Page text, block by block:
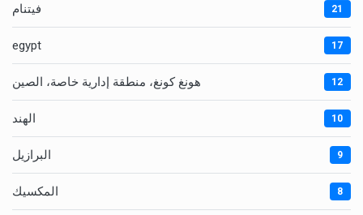
فيتنام 21
egypt 17
هونغ كونغ، منطقة إدارية خاصة، الصين 12
الهند 10
البرازيل 9
المكسيك 8